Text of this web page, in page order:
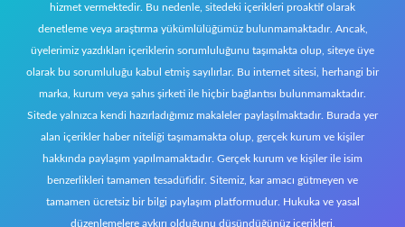
hizmet vermektedir. Bu nedenle, sitedeki içerikleri proaktif olarak
denetleme veya araştırma yükümlülüğümüz bulunmamaktadır. Ancak,
üyelerimiz yazdıkları içeriklerin sorumluluğunu taşımakta olup, siteye üye
olarak bu sorumluluğu kabul etmiş sayılırlar. Bu internet sitesi, herhangi bir
marka, kurum veya şahıs şirketi ile hiçbir bağlantısı bulunmamaktadır.
Sitede yalnızca kendi hazırladığımız makaleler paylaşılmaktadır. Burada yer
alan içerikler haber niteliği taşımamakta olup, gerçek kurum ve kişiler
hakkında paylaşım yapılmamaktadır. Gerçek kurum ve kişiler ile isim
benzerlikleri tamamen tesadüfidir. Sitemiz, kar amacı gütmeyen ve
tamamen ücretsiz bir bilgi paylaşım platformudur. Hukuka ve yasal
düzenlemelere aykırı olduğunu düşündüğünüz içerikleri,